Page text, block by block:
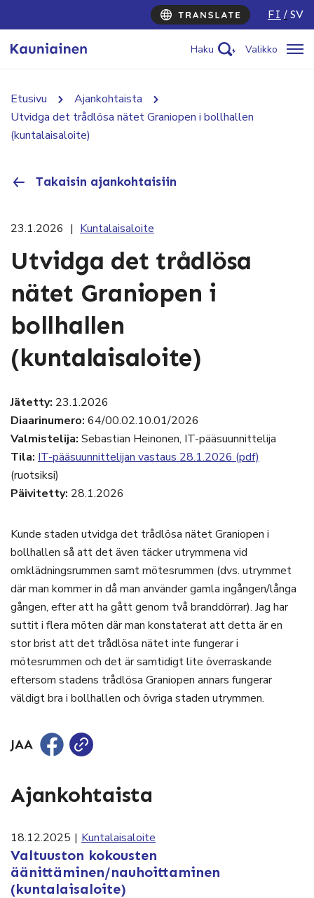
FI SV
Haku Valikko
Etusivu
Ajankohtaista
Utvidga det trådlösa nätet Graniopen i bollhallen
(kuntalaisaloite)
Takaisin ajankohtaisiin
23.1.2026 | Kuntalaisaloite
Utvidga det trådlösa
nätet Graniopen i
bollhallen
(kuntalaisaloite)
Jätetty: 23.1.2026
Diaarinumero: 64/00.02.10.01/2026
Valmistelija: Sebastian Heinonen, IT-pääsuunnittelija
Tila: IT-pääsuunnittelijan vastaus 28.1.2026 (pdf)
(ruotsiksi)
Päivitetty: 28.1.2026
Kunde staden utvidga det trådlösa nätet Graniopen i
bollhallen så att det även täcker utrymmena vid
omklädningsrummen samt mötesrummen (dvs. utrymmet
där man kommer in då man använder gamla ingången/långa
gången, efter att ha gått genom två branddörrar). Jag har
suttit i flera möten där man konstaterat att detta är en
stor brist att det trådlösa nätet inte fungerar i
mötesrummen och det är samtidigt lite överraskande
eftersom stadens trådlösa Graniopen annars fungerar
väldigt bra i bollhallen och övriga staden utrymmen.
JAA
Ajankohtaista
18.12.2025 | Kuntalaisaloite
Valtuuston kokousten
äänittäminen/nauhoittaminen
(kuntalaisaloite)